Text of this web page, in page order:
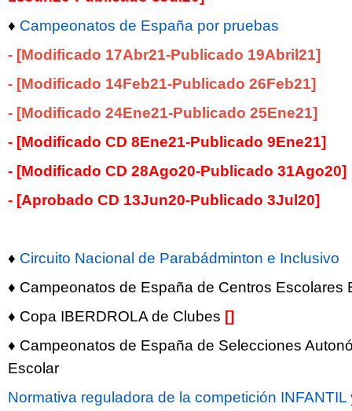
♦ Campeonatos de España por pruebas
- [Modificado 17Abr21-Publicado 19Abril21]
- [Modificado 14Feb21-Publicado 26Feb21]
- [Modificado 24Ene21-Publicado 25Ene21]
- [Modificado CD 8Ene21-Publicado 9Ene21]
- [Modificado CD 28Ago20-Publicado 31Ago20]
- [Aprobado CD 13Jun20-Publicado 3Jul20]
♦ Circuito Nacional de Parabádminton e Inclusivo
♦ Campeonatos de España de Centros Escolares
♦ Copa IBERDROLA de Clubes []
♦ Campeonatos de España de Selecciones
Escolar
Normativa reguladora de la competición INFANTIL